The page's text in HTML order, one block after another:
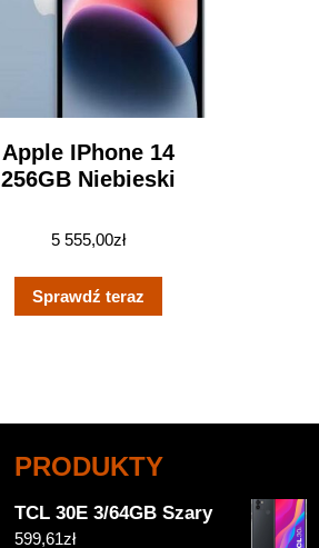
Apple IPhone 14
256GB Niebieski
5 555,00zł
Sprawdź teraz
PRODUKTY
TCL 30E 3/64GB Szary
599,61zł